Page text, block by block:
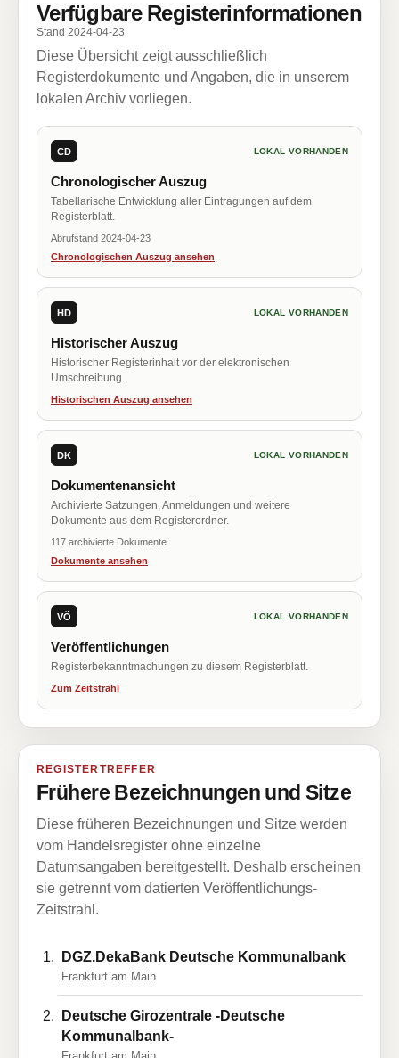
Verfügbare Registerinformationen
Stand 2024-04-23
Diese Übersicht zeigt ausschließlich
Registerdokumente und Angaben, die in unserem
lokalen Archiv vorliegen.
CD LOKAL VORHANDEN
Chronologischer Auszug
Tabellarische Entwicklung aller Eintragungen auf dem
Registerblatt.
Abrufstand 2024-04-23
Chronologischen Auszug ansehen
HD LOKAL VORHANDEN
Historischer Auszug
Historischer Registerinhalt vor der elektronischen
Umschreibung.
Historischen Auszug ansehen
DK LOKAL VORHANDEN
Dokumentenansicht
Archivierte Satzungen, Anmeldungen und weitere
Dokumente aus dem Registerordner.
117 archivierte Dokumente
Dokumente ansehen
VÖ LOKAL VORHANDEN
Veröffentlichungen
Registerbekanntmachungen zu diesem Registerblatt.
Zum Zeitstrahl
REGISTERTREFFER
Frühere Bezeichnungen und Sitze
Diese früheren Bezeichnungen und Sitze werden
vom Handelsregister ohne einzelne
Datumsangaben bereitgestellt. Deshalb erscheinen
sie getrennt vom datierten Veröffentlichungs-
Zeitstrahl.
DGZ.DekaBank Deutsche Kommunalbank
Frankfurt am Main
Deutsche Girozentrale -Deutsche
Kommunalbank-